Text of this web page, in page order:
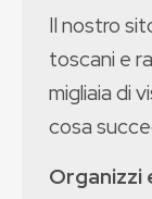
Il nostro
toscani e
migliaia di
cosa
Organizzi